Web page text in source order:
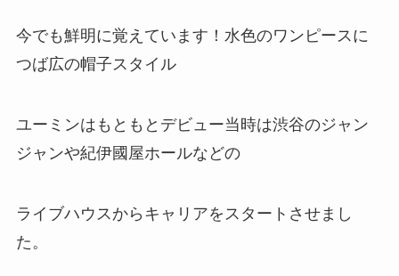
今でも鮮明に覚えています！水色のワンピースに
つば広の帽子スタイル
ユーミンはもともとデビュー当時は渋谷のジャン
ジャンや紀伊國屋ホールなどの
ライブハウスからキャリアをスタートさせまし
た。